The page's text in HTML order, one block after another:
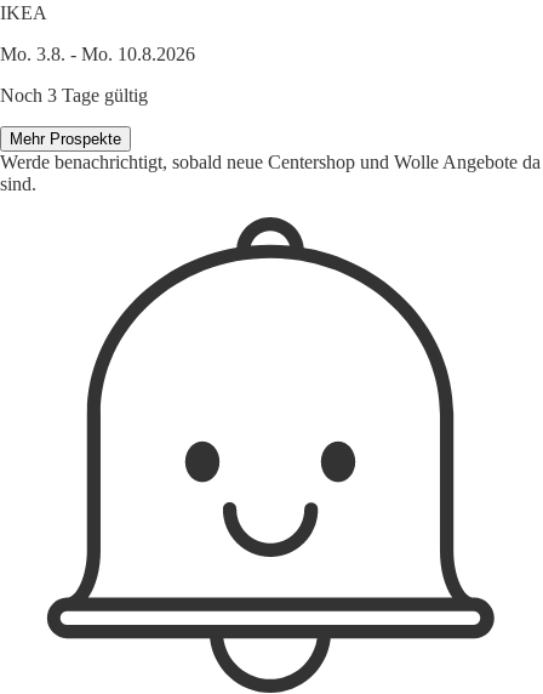
IKEA
Mo. 3.8. - Mo. 10.8.2026
Noch 3 Tage gültig
Mehr Prospekte
Werde benachrichtigt, sobald neue Centershop und Wolle Angebote da
sind.